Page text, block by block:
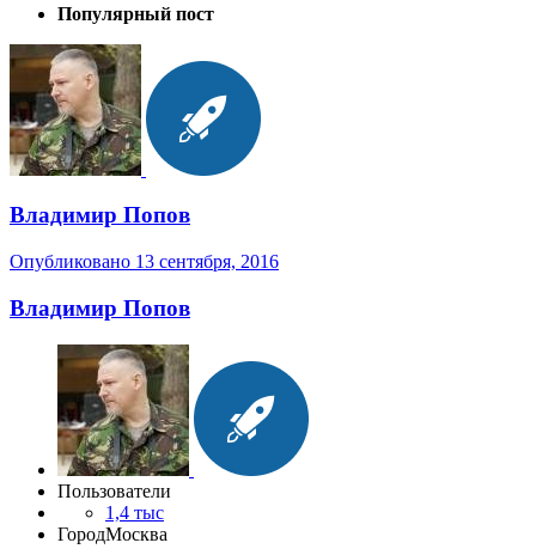
Популярный пост
Владимир Попов
Опубликовано 13 сентября, 2016
Владимир Попов
Пользователи
1,4 тыс
ГородМосква